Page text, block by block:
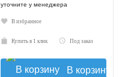
уточните у менеджера
В избранное
Купить в 1 клик Под заказ
В корзину